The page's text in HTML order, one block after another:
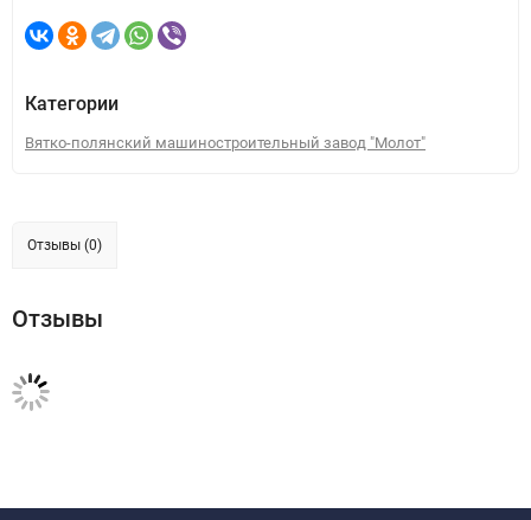
Категории
Вятко-полянский машиностроительный завод "Молот"
Отзывы (0)
Отзывы